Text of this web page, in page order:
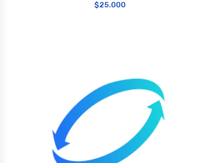
$25.000